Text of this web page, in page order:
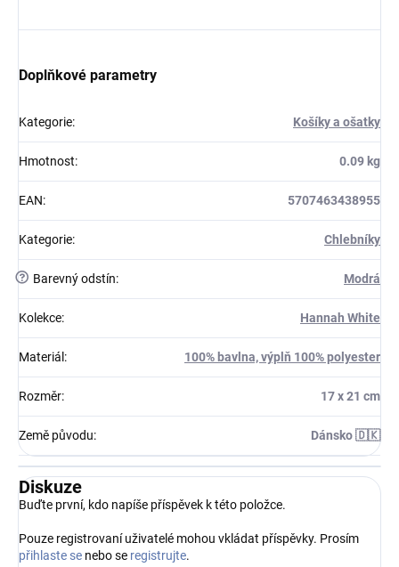
Doplňkové parametry
Kategorie: Košíky a ošatky
Hmotnost: 0.09 kg
EAN: 5707463438955
Kategorie: Chlebníky
? Barevný odstín: Modrá
Kolekce: Hannah White
Materiál : 100% bavlna, výplň 100% polyester
Rozměr: 17 x 21 cm
Země původu: Dánsko 🇩🇰
Diskuze
Buďte první, kdo napíše příspěvek k této položce.
Pouze registrovaní uživatelé mohou vkládat příspěvky. Prosím
přihlaste se nebo se registrujte.